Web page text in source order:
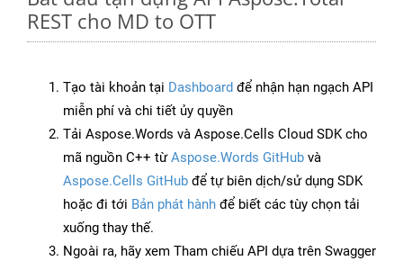
REST cho MD to OTT
Tạo tài khoản tại Dashboard để nhận hạn ngạch API
miễn phí và chi tiết ủy quyền
Tải Aspose.Words và Aspose.Cells Cloud SDK cho
mã nguồn C++ từAspose.Words GitHub và
Aspose.Cells GitHub để tự biên dịch/sử dụng SDK
hoặc đi tới Bản phát hành để biết các tùy chọn tải
xuống thay thế.
Ngoài ra, hãy xem Tham chiếu API dựa trên Swagger